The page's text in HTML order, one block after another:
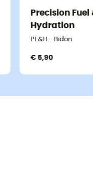
Precision Fuel
Hydration
PF&H - Bidon
€ 5,90